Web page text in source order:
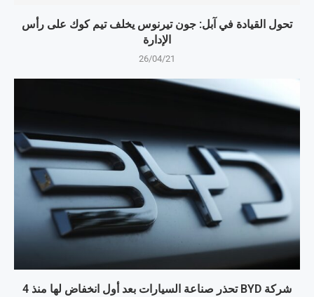
تحول القيادة في آبل: جون تيرنوس يخلف تيم كوك على رأس
الإدارة
26/04/21
شركة BYD تحذر صناعة السيارات بعد أول انخفاض لها منذ 4